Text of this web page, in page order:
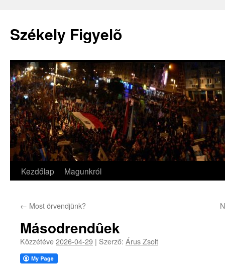
Székely Figyelõ
Kilépés
tartalomba
Kezdőlap Magunkról
← Most örvendjünk?
Másodrendûek
Közzétéve2026-04-29 | Szerző: Árus Zsolt